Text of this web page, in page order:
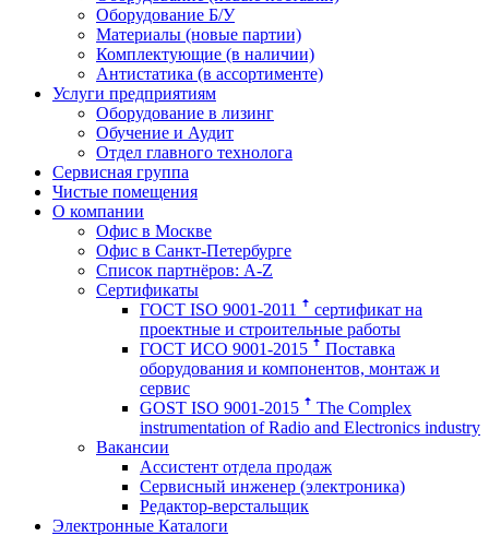
Оборудование Б/У
Материалы (новые партии)
Комплектующие (в наличии)
Антистатика (в ассортименте)
Услуги предприятиям
Оборудование в лизинг
Обучение и Аудит
Отдел главного технолога
Сервисная группа
Чистые помещения
О компании
Офис в Москве
Офис в Санкт-Петербурге
Список партнёров: A-Z
Сертификаты
ГОСТ ISO 9001-2011 ꜛ сертификат на
проектные и строительные работы
ГОСТ ИСО 9001-2015 ꜛ Поставка
оборудования и компонентов, монтаж и
сервис
GOST ISO 9001-2015 ꜛ The Complex
instrumentation of Radio and Electronics industry
Вакансии
Ассистент отдела продаж
Сервисный инженер (электроника)
Редактор-верстальщик
Электронные Каталоги